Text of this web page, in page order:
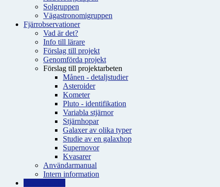
Solgruppen
Vägastronomigruppen
Fjärrobservationer
Vad är det?
Info till lärare
Förslag till projekt
Genomförda projekt
Förslag till projektarbeten
Månen - detaljstudier
Asteroider
Kometer
Pluto - identifikation
Variabla stjärnor
Stjärnhopar
Galaxer av olika typer
Studie av en galaxhop
Supernovor
Kvasarer
Användarmanual
Intern information